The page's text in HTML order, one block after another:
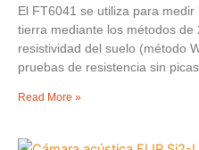
El FT6041 se utiliza para
tierra mediante los métodos de
resistividad del suelo (método
pruebas de resistencia sin
Read More »